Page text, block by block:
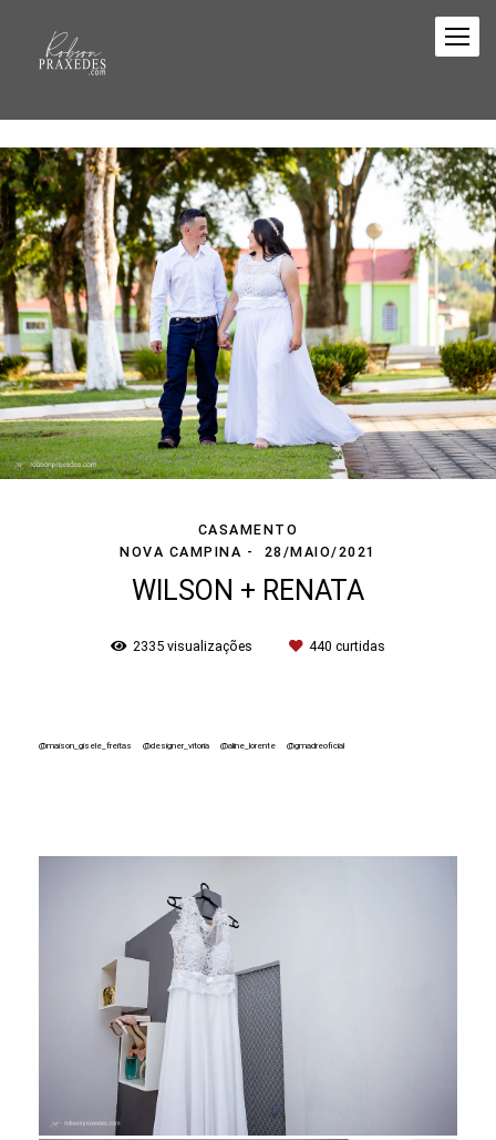
CASAMENTO
NOVA CAMPINA
28/MAIO/2021
WILSON + RENATA
2335 visualizações 440 curtidas
@maison_gisele_freitas @designer_vitoria @aline_lorente @gmadreoficial